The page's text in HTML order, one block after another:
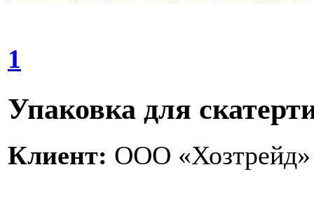
1
Упаковка для
Клиент: ООО «Хозтрейд»